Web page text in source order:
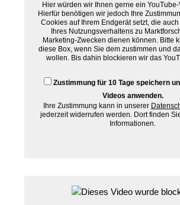
Hier würden wir Ihnen gerne ein
Hierfür benötigen wir jedoch Ihre
Cookies auf Ihrem Endgerät setzt, die
Ihres Nutzungsverhaltens zu
Marketing-Zwecken dienen können. Bitte
diese Box, wenn Sie dem zustimmen und
wollen. Bis dahin blockieren wir das
Zustimmung für 10 Tage speichern
Videos anwenden.
Ihre Zustimmung kann in unserer
jederzeit widerrufen werden. Dort finden
Informationen.